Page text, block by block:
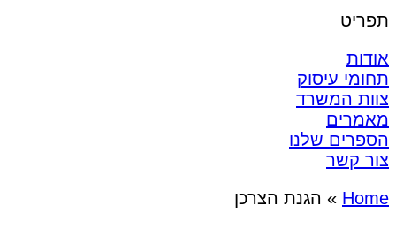
תפריט
אודות
תחומי עיסוק
צוות המשרד
מאמרים
הספרים שלנו
צור קשר
Home
» הגנת הצרכן